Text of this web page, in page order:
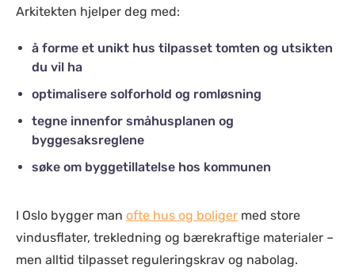
Arkitekten hjelper deg med:
å forme et unikt hus tilpasset tomten og utsikten
du vil ha
optimalisere solforhold og romløsning
tegne innenfor småhusplanen og
byggesaksreglene
søke om byggetillatelse hos kommunen
I Oslo bygger man ofte hus og boliger med store
vindusflater, trekledning og bærekraftige materialer –
men alltid tilpasset reguleringskrav og nabolag.